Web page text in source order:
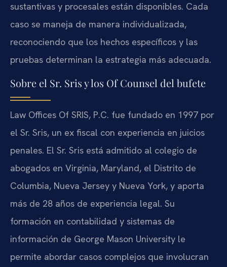
sustantivas y procesales están disponibles. Cada
caso se maneja de manera individualizada,
reconociendo que los hechos específicos y las
pruebas determinan la estrategia más adecuada.
Sobre el Sr. Sris y los Of Counsel del bufete
Law Offices Of SRIS, P.C. fue fundado en 1997 por
el Sr. Sris, un ex fiscal con experiencia en juicios
penales. El Sr. Sris está admitido al colegio de
abogados en Virginia, Maryland, el Distrito de
Columbia, Nueva Jersey y Nueva York, y aporta
más de 28 años de experiencia legal. Su
formación en contabilidad y sistemas de
información de George Mason University le
permite abordar casos complejos que involucran